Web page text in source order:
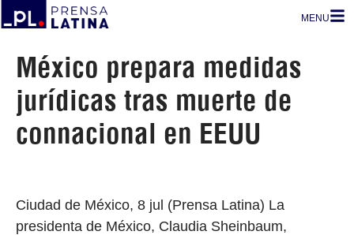
MENU
México prepara medidas
jurídicas tras muerte de
connacional en EEUU
Ciudad de México, 8 jul (Prensa Latina) La
presidenta de México, Claudia Sheinbaum,